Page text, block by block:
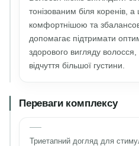
тонізованим біля коренів,
комфортнішою та
допомагає підтримати
здорового вигляду
відчуття більшої густини.
Переваги комплексу
Триетапний догляд для